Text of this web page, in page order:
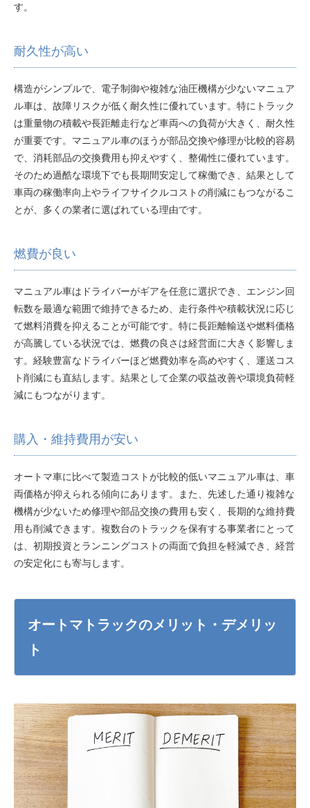
す。
耐久性が高い
構造がシンプルで、電子制御や複雑な油圧機構が少ないマニュア
ル車は、故障リスクが低く耐久性に優れています。特にトラック
は重量物の積載や長距離走行など車両への負荷が大きく、耐久性
が重要です。マニュアル車のほうが部品交換や修理が比較的容易
で、消耗部品の交換費用も抑えやすく、整備性に優れています。
そのため過酷な環境下でも長期間安定して稼働でき、結果として
車両の稼働率向上やライフサイクルコストの削減にもつながるこ
とが、多くの業者に選ばれている理由です。
燃費が良い
マニュアル車はドライバーがギアを任意に選択でき、エンジン回
転数を最適な範囲で維持できるため、走行条件や積載状況に応じ
て燃料消費を抑えることが可能です。特に長距離輸送や燃料価格
が高騰している状況では、燃費の良さは経営面に大きく影響しま
す。経験豊富なドライバーほど燃費効率を高めやすく、運送コス
ト削減にも直結します。結果として企業の収益改善や環境負荷軽
減にもつながります。
購入・維持費用が安い
オートマ車に比べて製造コストが比較的低いマニュアル車は、車
両価格が抑えられる傾向にあります。また、先述した通り複雑な
機構が少ないため修理や部品交換の費用も安く、長期的な維持費
用も削減できます。複数台のトラックを保有する事業者にとって
は、初期投資とランニングコストの両面で負担を軽減でき、経営
の安定化にも寄与します。
オートマトラックのメリット・デメリッ
ト